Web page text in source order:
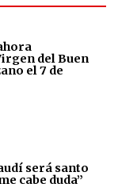
del Buen
el 7 de
será santo
cabe duda”